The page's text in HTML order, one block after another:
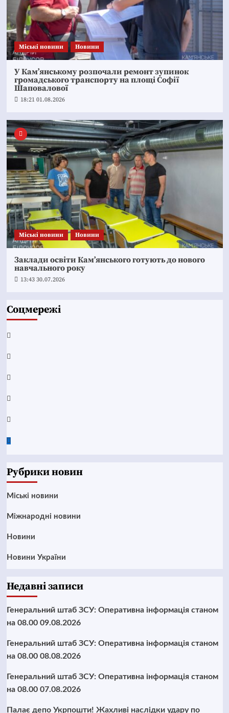
Mіські новини Новини
У Кам’янському розпочали ремонт зупинок
громадського транспорту на площі Софії
Шаповалової
18:21 01.08.2026
Mіські новини Новини
Заклади освіти Кам’янського готують до нового
навчального року
13:43 30.07.2026
Соцмережі
Facebook
YouTube
Telegram
Instagram
Twitter
Рубрики новин
Mіські новини
Міжнародні новини
Новини
Новини України
Недавні записи
Генеральний штаб ЗСУ: Оперативна інформація станом
на 08.00 09.08.2026
Генеральний штаб ЗСУ: Оперативна інформація станом
на 08.00 08.08.2026
Генеральний штаб ЗСУ: Оперативна інформація станом
на 08.00 07.08.2026
Палає депо Укрпошти! Жахливі наслідки удару по